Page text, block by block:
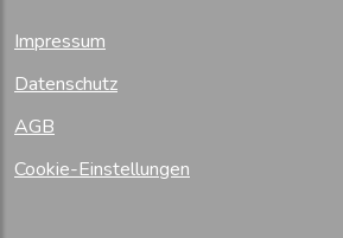
Impressum
Datenschutz
AGB
Cookie-Einstellungen